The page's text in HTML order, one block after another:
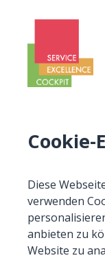
Diese
verwenden
anbieten zu
Website zu